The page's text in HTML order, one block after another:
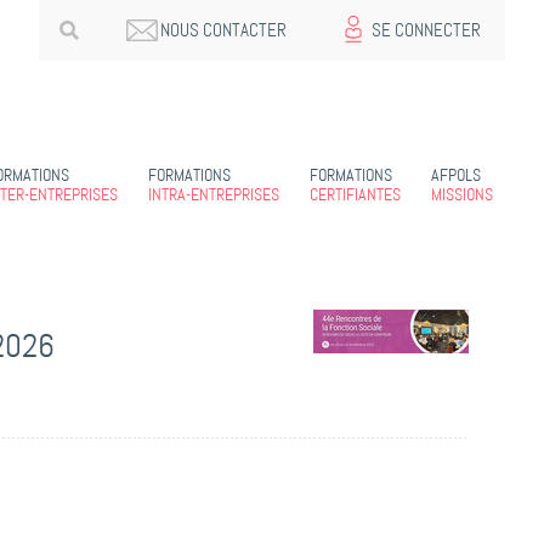
NOUS CONTACTER SE CONNECTER
AFPOLS
MISSIONS
FORMATIONS
CERTIFIANTES
FORMATIONS
INTRA-ENTREPRISES
ENTREPRISES